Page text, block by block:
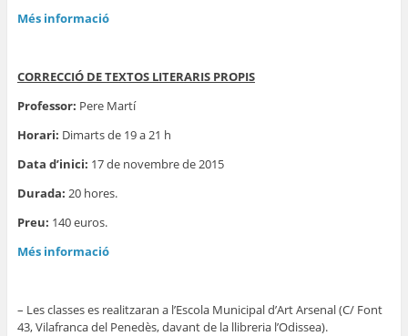
Més informació
CORRECCIÓ DE TEXTOS LITERARIS PROPIS
Professor: Pere Martí
Horari: Dimarts de 19 a 21 h
Data d’inici: 17 de novembre de 2015
Durada: 20 hores.
Preu: 140 euros.
Més informació
– Les classes es realitzaran a l’Escola Municipal d’Art Arsenal (C/ Font
43, Vilafranca del Penedès, davant de la llibreria l’Odissea).